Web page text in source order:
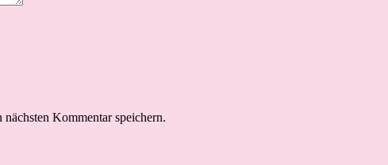
Kommentar speichern.